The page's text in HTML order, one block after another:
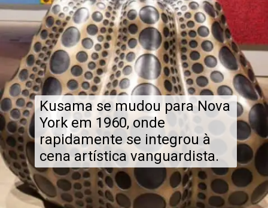
Kusama se mudou para Nova
York em 1960, onde
rapidamente se integrou à
cena artística vanguardista.